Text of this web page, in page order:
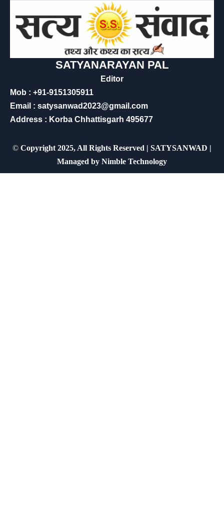
SATYANARAYAN PAL
Editor
Mob : +91-9151305911
Email : satysanwad2023@gmail.com
Address : Korba Chhattisgarh 495677
© Copyright 2025, All Rights Reserved | SATYSANWAD |
Managed by Nimble Technology